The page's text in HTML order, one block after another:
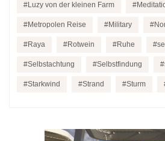
Luzy von der kleinen Farm
Metropolen Reise Military
Raya Rotwein Ruhe
Selbstachtung Selbstfindung
Starkwind Strand Sturm